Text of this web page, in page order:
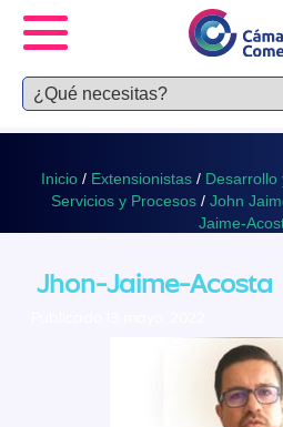
Inicio / Extensionistas / Desarrollo
Servicios y Procesos / John
Jaime-
Jhon-Jaime-Acosta